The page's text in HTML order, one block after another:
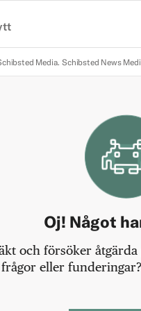
Media. Schibsted News
Oj! Något
och försöker
eller